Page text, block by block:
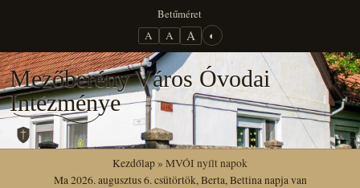
Betűméret
A
A A ◐
Mezőberény Város Óvodai
Intézménye
Kezdőlap» MVÓI nyílt napok
Ma 2026. augusztus 6. csütörtök, Berta, Bettina napja van